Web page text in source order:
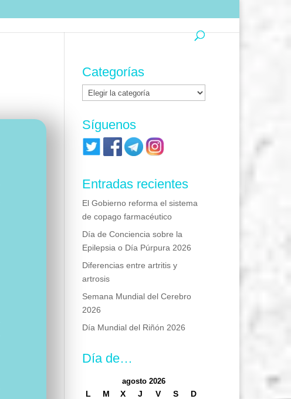
Categorías
Categorías
Síguenos
Entradas recientes
El Gobierno reforma el sistema
de copago farmacéutico
Día de Conciencia sobre la
Epilepsia o Día Púrpura 2026
Diferencias entre artritis y
artrosis
Semana Mundial del Cerebro
2026
Día Mundial del Riñón 2026
Día de…
agosto 2026
L M X J V S
D